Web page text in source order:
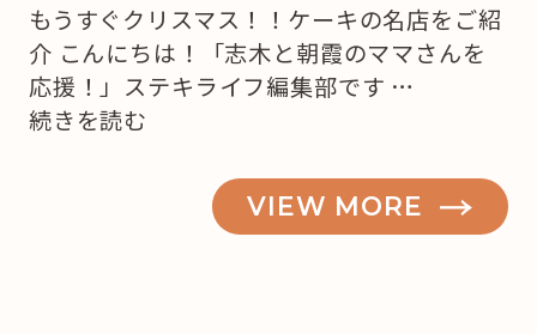
もうすぐクリスマス！！ケーキの名店をご紹
介 こんにちは！「志木と朝霞のママさんを
応援！」ステキライフ編集部です …
“【志
続きを読む
VIEW MORE